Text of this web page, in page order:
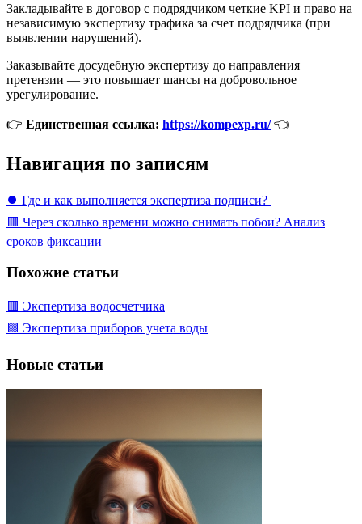
Закладывайте в договор с подрядчиком четкие KPI и право на
независимую экспертизу трафика за счет подрядчика (при
выявлении нарушений).
Заказывайте досудебную экспертизу до направления
претензии — это повышает шансы на добровольное
урегулирование.
👉 Единственная ссылка: https://kompexp.ru/👈
Навигация по записям
⏺️ Где и как выполняется экспертиза подписи?
🟥 Через сколько времени можно снимать побои? Анализ
сроков фиксации
Похожие статьи
🟥 Экспертиза водосчетчика
🟩 Экспертиза приборов учета воды
Новые статьи